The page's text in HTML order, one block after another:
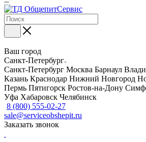
Ваш город
Санкт-Петербург
Санкт-Петербург Москва Барнаул
Казань Краснодар Нижний Новгород
Пермь Пятигорск Ростов-на-Дону
Уфа Хабаровск Челябинск
8 (800) 555-02-27
sale@serviceobshepit.ru
Заказать звонок